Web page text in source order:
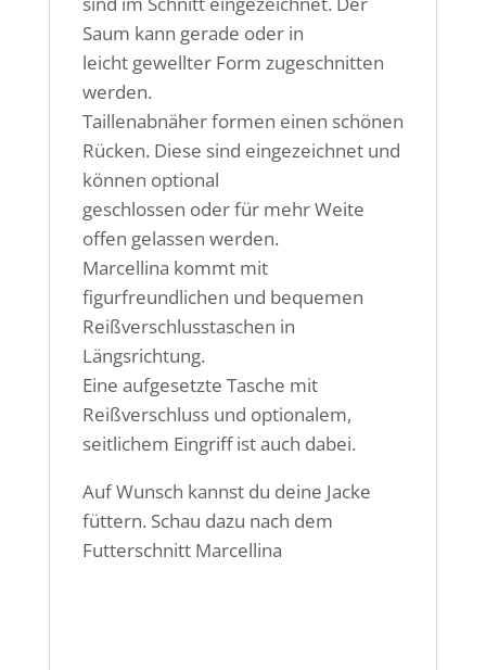
Saum kann gerade oder in
leicht gewellter Form zugeschnitten
werden.
Taillenabnäher formen einen schönen
Rücken. Diese sind eingezeichnet und
können optional
geschlossen oder für mehr Weite
offen gelassen werden.
Marcellina kommt mit
figurfreundlichen und bequemen
Reißverschlusstaschen in
Längsrichtung.
Eine aufgesetzte Tasche mit
Reißverschluss und optionalem,
seitlichem Eingriff ist auch dabei.
Auf Wunsch kannst du deine Jacke
füttern. Schau dazu nach dem
Futterschnitt Marcellina